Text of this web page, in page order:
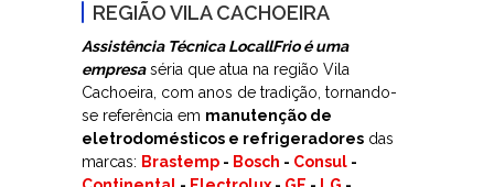
REGIÃO VILA CACHOEIRA
Assistência Técnica LocallFrio é uma
empresaséria que atua na região Vila
Cachoeira, com anos de tradição, tornando-
se referência em manutenção de
eletrodomésticos e refrigeradores das
marcas: Brastemp - Bosch - Consul -